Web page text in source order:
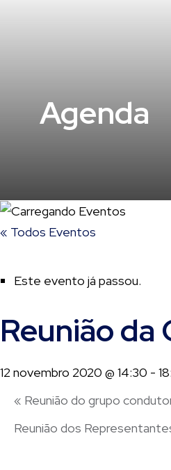
Agenda
« Todos Eventos
Este evento já passou.
Reunião da
12 novembro 2020 @ 14:30 -
« Reunião do grupo
Reunião dos